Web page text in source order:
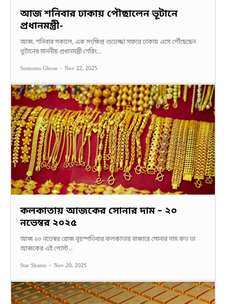
আজ শনিবার ঢাকায় পৌছালেন ভূটানে
প্রধানমন্ত্রী-
আজ, শনিবার সকালে, এক সংক্ষিপ্ত শুভেচ্ছা সফরে ঢাকায় এসে পৌঁছেছেন
ভূটানের মাননীয় প্রধানমন্ত্রী শেরিং...
Sumonto Ghose - Nov 22, 2025
কলকাতায় আজকের সোনার দাম – ২০
নভেম্বর ২০২৫
আজ ২০ নভেম্বর রোজ বৃহস্পতিবার কলকাতার বাজারে সোনার দাম কত তা
আজকের এই পোস্ট...
Star Shanto - Nov 20, 2025